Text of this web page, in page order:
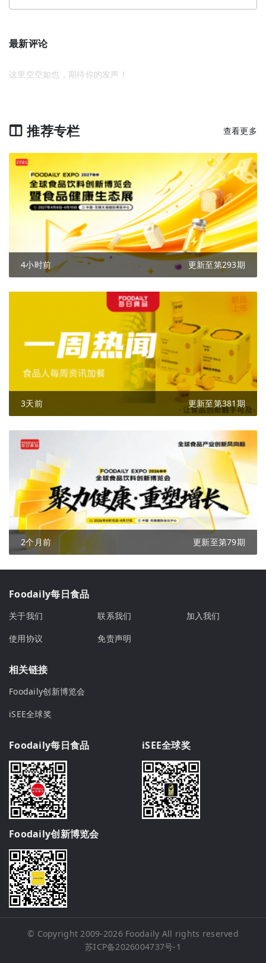
最新评论
这里空空如也，期待你的发声！
推荐专栏 查看更多
4小时前 更新至第293期
3天前 更新至第381期
2个月前 更新至第79期
Foodaily每日食品
关于我们 联系我们
加入我们
使用协议
免责声明
相关链接
Foodaily创新博览会
iSEE全球奖
Foodaily每日食品 iSEE全球奖
Foodaily创新博览会
© Copyright 2009-2026 Foodaily All rights reserved
苏ICP备2026004737号-1